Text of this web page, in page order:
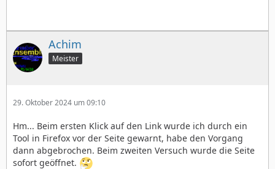
Achim
Meister
29. Oktober 2024 um 09:10
Hm... Beim ersten Klick auf den Link wurde ich durch ein
Tool in Firefox vor der Seite gewarnt, habe den Vorgang
dann abgebrochen. Beim zweiten Versuch wurde die Seite
sofort geöffnet.